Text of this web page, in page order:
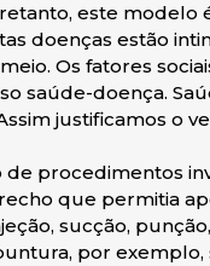
este modelo
doenças estão
Os fatores
saúde-doença.
justificamos o
procedimentos
que permitia
sucção,
por